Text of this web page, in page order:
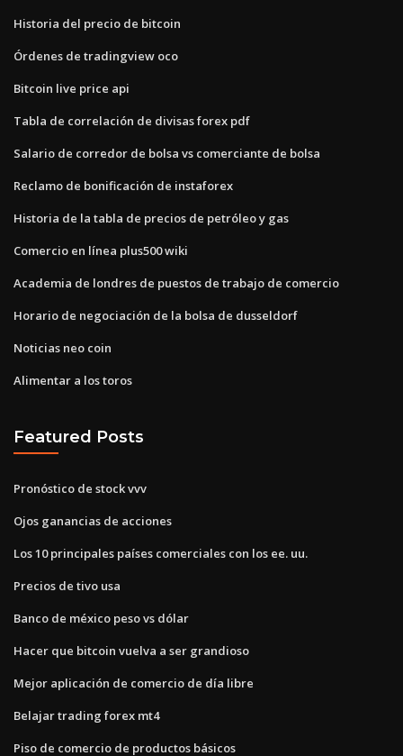
Historia del precio de bitcoin
Órdenes de tradingview oco
Bitcoin live price api
Tabla de correlación de divisas forex pdf
Salario de corredor de bolsa vs comerciante de bolsa
Reclamo de bonificación de instaforex
Historia de la tabla de precios de petróleo y gas
Comercio en línea plus500 wiki
Academia de londres de puestos de trabajo de comercio
Horario de negociación de la bolsa de dusseldorf
Noticias neo coin
Alimentar a los toros
Featured Posts
Pronóstico de stock vvv
Ojos ganancias de acciones
Los 10 principales países comerciales con los ee. uu.
Precios de tivo usa
Banco de méxico peso vs dólar
Hacer que bitcoin vuelva a ser grandioso
Mejor aplicación de comercio de día libre
Belajar trading forex mt4
Piso de comercio de productos básicos